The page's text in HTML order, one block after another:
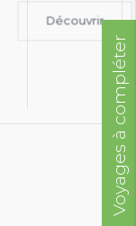
Découvrir
Voyages à compléter